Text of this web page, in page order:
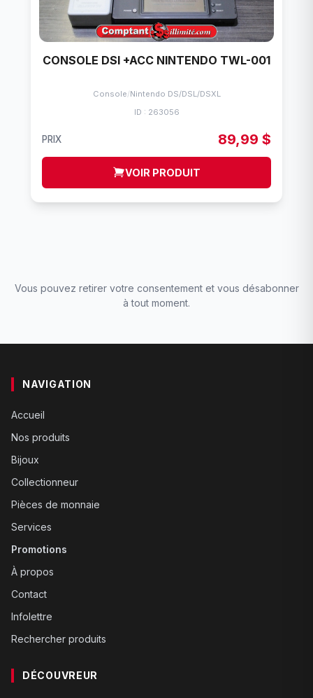
CONSOLE DSI +ACC NINTENDO TWL-001
Console/Nintendo DS/DSL/DSXL
ID : 263056
PRIX 89,99 $
VOIR PRODUIT
Vous pouvez retirer votre consentement et vous désabonner
à tout moment.
NAVIGATION
Accueil
Nos produits
Bijoux
Collectionneur
Pièces de monnaie
Services
Promotions
À propos
Contact
Infolettre
Rechercher produits
DÉCOUVREUR